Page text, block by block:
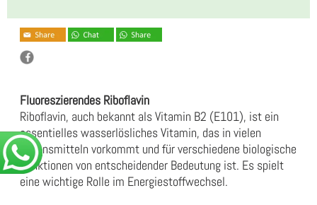
Fluoreszierendes Riboflavin
Riboflavin, auch bekannt als Vitamin B2 (E101), ist ein
essentielles wasserlösliches Vitamin, das in vielen
Lebensmitteln vorkommt und für verschiedene biologische
Funktionen von entscheidender Bedeutung ist. Es spielt
eine wichtige Rolle im Energiestoffwechsel.